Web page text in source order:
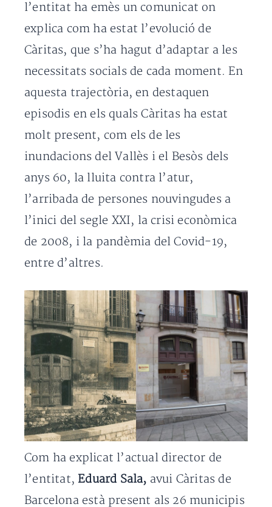
l’entitat ha emès un comunicat on
explica com ha estat l’evolució de
Càritas, que s’ha hagut d’adaptar a les
necessitats socials de cada moment. En
aquesta trajectòria, en destaquen
episodis en els quals Càritas ha estat
molt present, com els de les
inundacions del Vallès i el Besòs dels
anys 60, la lluita contra l’atur,
l’arribada de persones nouvingudes a
l’inici del segle XXI, la crisi econòmica
de 2008, i la pandèmia del Covid-19,
entre d’altres.
Com ha explicat l’actual director de
l’entitat,Eduard Sala, avui Càritas de
Barcelona està present als 26 municipis